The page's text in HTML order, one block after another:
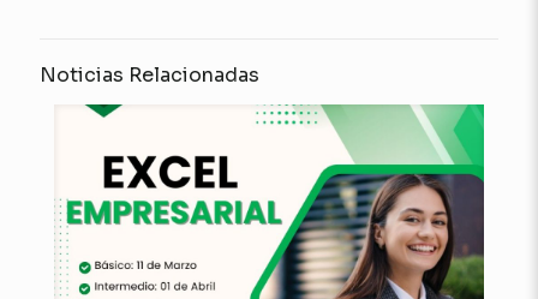
Noticias Relacionadas